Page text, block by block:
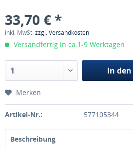
33,70 € *
inkl. MwSt.zzgl. Versandkosten
Versandfertig in ca.1-9 Werktagen
In den
Merken
Artikel-Nr.: 577105344
Beschreibung